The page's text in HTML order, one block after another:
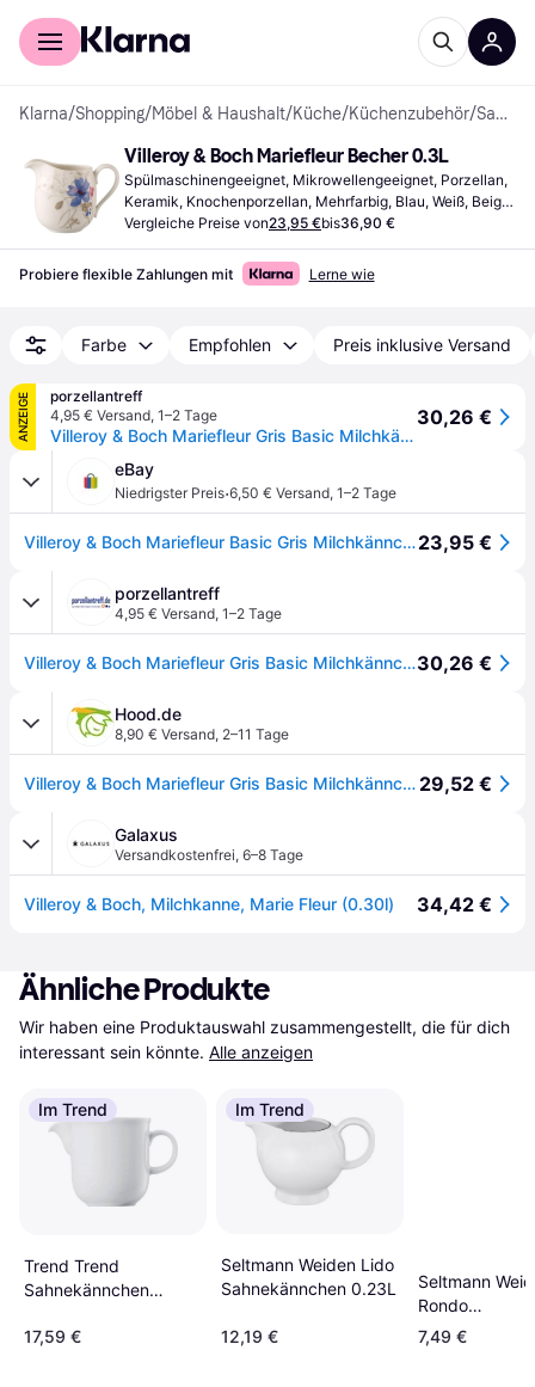
Für Shopper
Klarna/Shopping/Möbel & Haushalt/Küche/Küchenzubehör/ Sahnekännchen
Villeroy & Boch Mariefleur Becher 0.3L
Spülmaschinengeeignet, Mikrowellengeeignet, Porzellan,
Keramik, Knochenporzellan, Mehrfarbig, Blau, Weiß, Beige,
Grau
Vergleiche Preise von23,95 €bis36,90 €
Probiere flexible Zahlungen mit Lerne wie
Farbe Empfohlen Preis inklusive Versand
ANZEIGE
porzellantreff
4,95 € Versand, 1–2 Tage
Villeroy & Boch Mariefleur Gris Basic Milchkännchen 6 Personen 0,27 L
30,26 €
eBay
Niedrigster Preis·6,50 € Versand, 1–2 Tage
Villeroy & Boch Mariefleur Basic Gris Milchkännchen - 0780 -23,95 €
porzellantreff
4,95 € Versand, 1–2 Tage
Villeroy & Boch Mariefleur Gris Basic Milchkännchen 6 Personen 0,27 L30,26 €
Hood.de
8,90 € Versand, 2–11 Tage
Villeroy & Boch Mariefleur Gris Basic Milchkännchen 29,52 €
Galaxus
Versandkostenfrei, 6–8 Tage
Villeroy & Boch, Milchkanne, Marie Fleur (0.30l) 34,42 €
Ähnliche Produkte
Wir haben eine Produktauswahl zusammengestellt, die für dich
interessant sein könnte. Alle anzeigen
Im Trend
Trend Trend
Sahnekännchen
17,59 €
Im Trend
Seltmann Weiden Lido
Sahnekännchen 0.23L
12,19 €
Seltmann
Rondo
7,49 €